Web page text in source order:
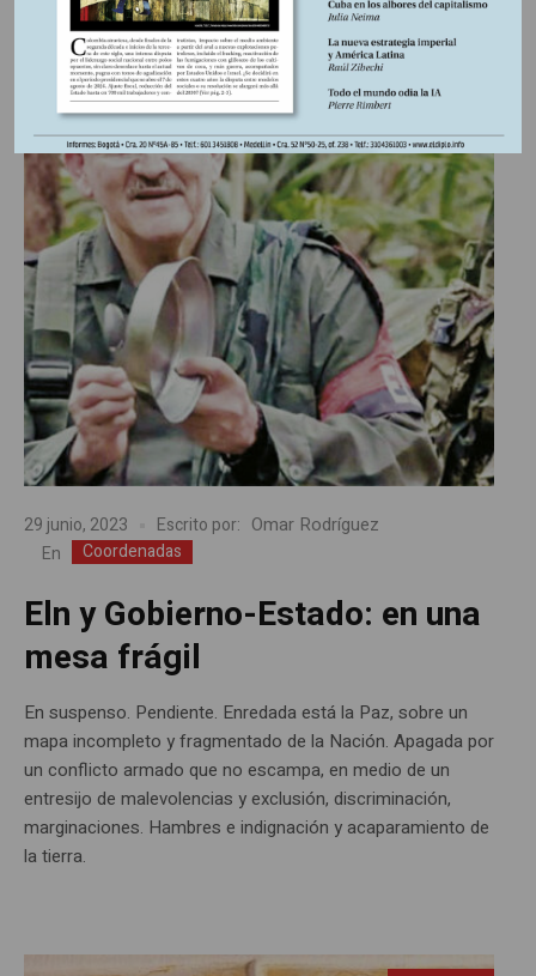
ENTRADA
29 junio, 2023 Escrito por: Omar Rodríguez
En Coordenadas
Eln y Gobierno-Estado: en una
mesa frágil
En suspenso. Pendiente. Enredada está la Paz, sobre un
mapa incompleto y fragmentado de la Nación. Apagada por
un conflicto armado que no escampa, en medio de un
entresijo de malevolencias y exclusión, discriminación,
marginaciones. Hambres e indignación y acaparamiento de
la tierra.